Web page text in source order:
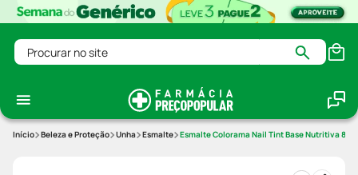
Procurar no site
Beleza e Proteção Unha Esmalte Esmalte Colorama Nail Tint Base Nutritiva 8ml